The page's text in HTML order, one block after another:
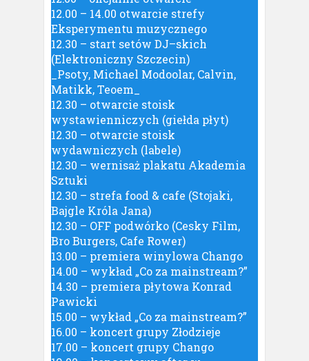
12.00 – 14.00 otwarcie strefy
Eksperymentu muzycznego
12.30 – start setów DJ–skich
(Elektroniczny Szczecin)
_Psoty, Michael Modoolar, Calvin,
Matikk, Teoem_
12.30 – otwarcie stoisk
wystawienniczych (giełda płyt)
12.30 – otwarcie stoisk
wydawniczych (labele)
12.30 – wernisaż plakatu Akademia
Sztuki
12.30 – strefa food & cafe (Stojaki,
Bajgle Króla Jana)
12.30 – OFF podwórko (Cesky Film,
Bro Burgers, Cafe Rower)
13.00 – premiera winylowa Chango
14.00 – wykład „Co za mainstream?”
14.30 – premiera płytowa Konrad
Pawicki
15.00 – wykład „Co za mainstream?”
16.00 – koncert grupy Złodzieje
17.00 – koncert grupy Chango